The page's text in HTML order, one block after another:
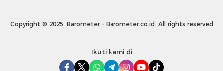
Copyright © 2025. Barometer – Barometer.co.id. All rights reserved
Ikuti kami di